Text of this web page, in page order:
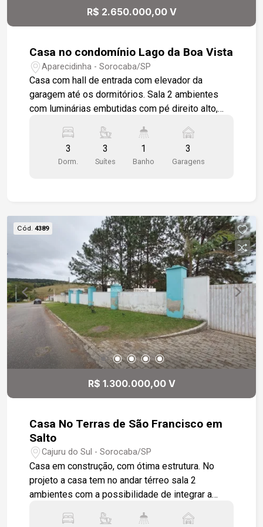
R$ 2.650.000,00 V
Casa no condomínio Lago da Boa Vista
Aparecidinha - Sorocaba/SP
Casa com hall de entrada com elevador da
garagem até os dormitórios. Sala 2 ambientes
com luminárias embutidas com pé direito alto,
pisos em porcelanatos. Cozinha toda modulada
com coifa de inox e bancada de granito,
despensa com prateleira em mármore e
área de luz privativa para secagem de roupa, 3
suítes todas com closet e uma sendo máster,
todos os dormitórios com varanda, aparelhos de
ar condicionados e pisos em porcelanatos.
Garagem para 3 veículos cobertos e 3
descobertos.
3
Dorm.
3
Suítes
1
Banho
3
Garagens
Cód. 4389
R$ 1.300.000,00 V
Casa No Terras de São Francisco em
Salto
Cajuru do Sul - Sorocaba/SP
Casa em construção, com ótima estrutura. No
projeto a casa tem no andar térreo sala 2
ambientes com a possibilidade de integrar a
uma suíte com closet, 1 banheiro social e um